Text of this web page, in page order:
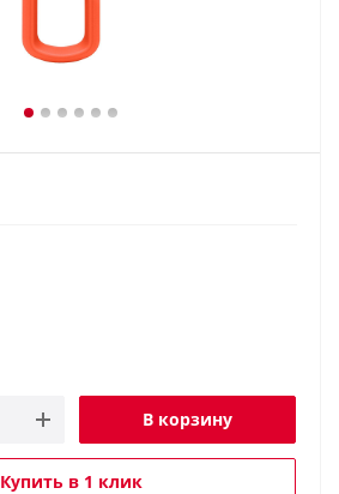
В корзину
Купить в 1 клик